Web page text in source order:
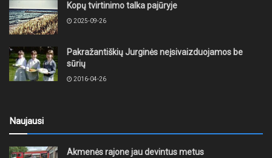
Kopų tvirtinimo talka pajūryje
2025-09-26
Pakražantiškių Jurginės neįsivaizduojamos be
sūrių
2016-04-26
Naujausi
Akmenės rajone jau devintus metus